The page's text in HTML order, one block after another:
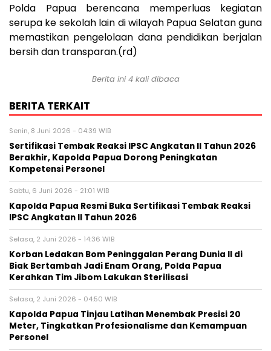
Polda Papua berencana memperluas kegiatan
serupa ke sekolah lain di wilayah Papua Selatan guna
memastikan pengelolaan dana pendidikan berjalan
bersih dan transparan.(rd)
Berita ini 4 kali dibaca
BERITA TERKAIT
Senin, 8 Juni 2026 - 04:39 WIB
Sertifikasi Tembak Reaksi IPSC Angkatan II Tahun 2026
Berakhir, Kapolda Papua Dorong Peningkatan
Kompetensi Personel
Sabtu, 6 Juni 2026 - 21:01 WIB
Kapolda Papua Resmi Buka Sertifikasi Tembak Reaksi
IPSC Angkatan II Tahun 2026
Selasa, 2 Juni 2026 - 14:36 WIB
Korban Ledakan Bom Peninggalan Perang Dunia II di
Biak Bertambah Jadi Enam Orang, Polda Papua
Kerahkan Tim Jibom Lakukan Sterilisasi
Selasa, 2 Juni 2026 - 04:50 WIB
Kapolda Papua Tinjau Latihan Menembak Presisi 20
Meter, Tingkatkan Profesionalisme dan Kemampuan
Personel